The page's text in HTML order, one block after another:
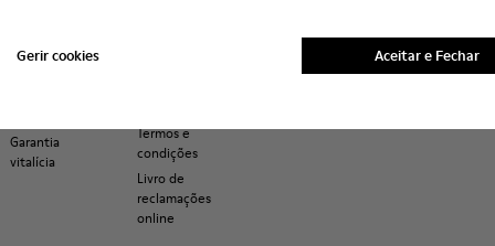
Gerir cookies Aceitar e Fechar
Garantia
vitalícia
Termos e
condições
Livro de
reclamações
online
Casa Camper